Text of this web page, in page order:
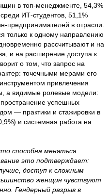
в топ-менеджменте, 54,3%
ИТ-студентов, 51,1%
предпринимателей в отрасли.
только к одному направлению
рассчитывают и на
и на расширение доступа к
о том, что запрос на
точечными мерами его
привлечения
а видимые ролевые модели:
успешных
— практики и стажировки в
и системная работа на
способна меняться
это подтверждает:
доступ к сложным
женщин чувствуют
Гендерный разрыв в